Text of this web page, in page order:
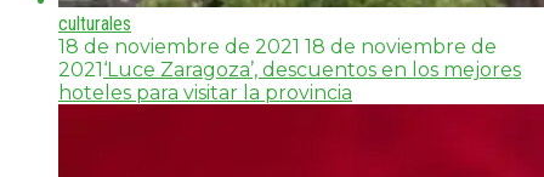
culturales
18 de noviembre de 2021 18 de noviembre de
2021 ‘Luce Zaragoza’, descuentos en los mejores
hoteles para visitar la provincia